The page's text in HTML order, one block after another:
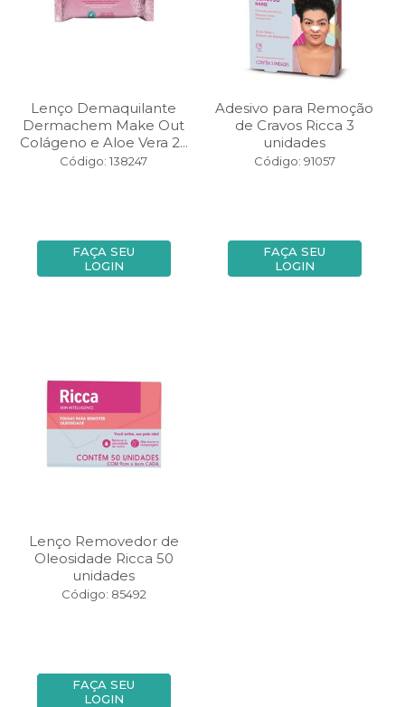
Lenço Demaquilante
Dermachem Make Out
Colágeno e Aloe Vera 2...
Código: 138247
FAÇA SEU
LOGIN
Adesivo para Remoção
de Cravos Ricca 3
unidades
Código: 91057
FAÇA SEU
LOGIN
Lenço Removedor de
Oleosidade Ricca 50
unidades
Código: 85492
FAÇA SEU
LOGIN